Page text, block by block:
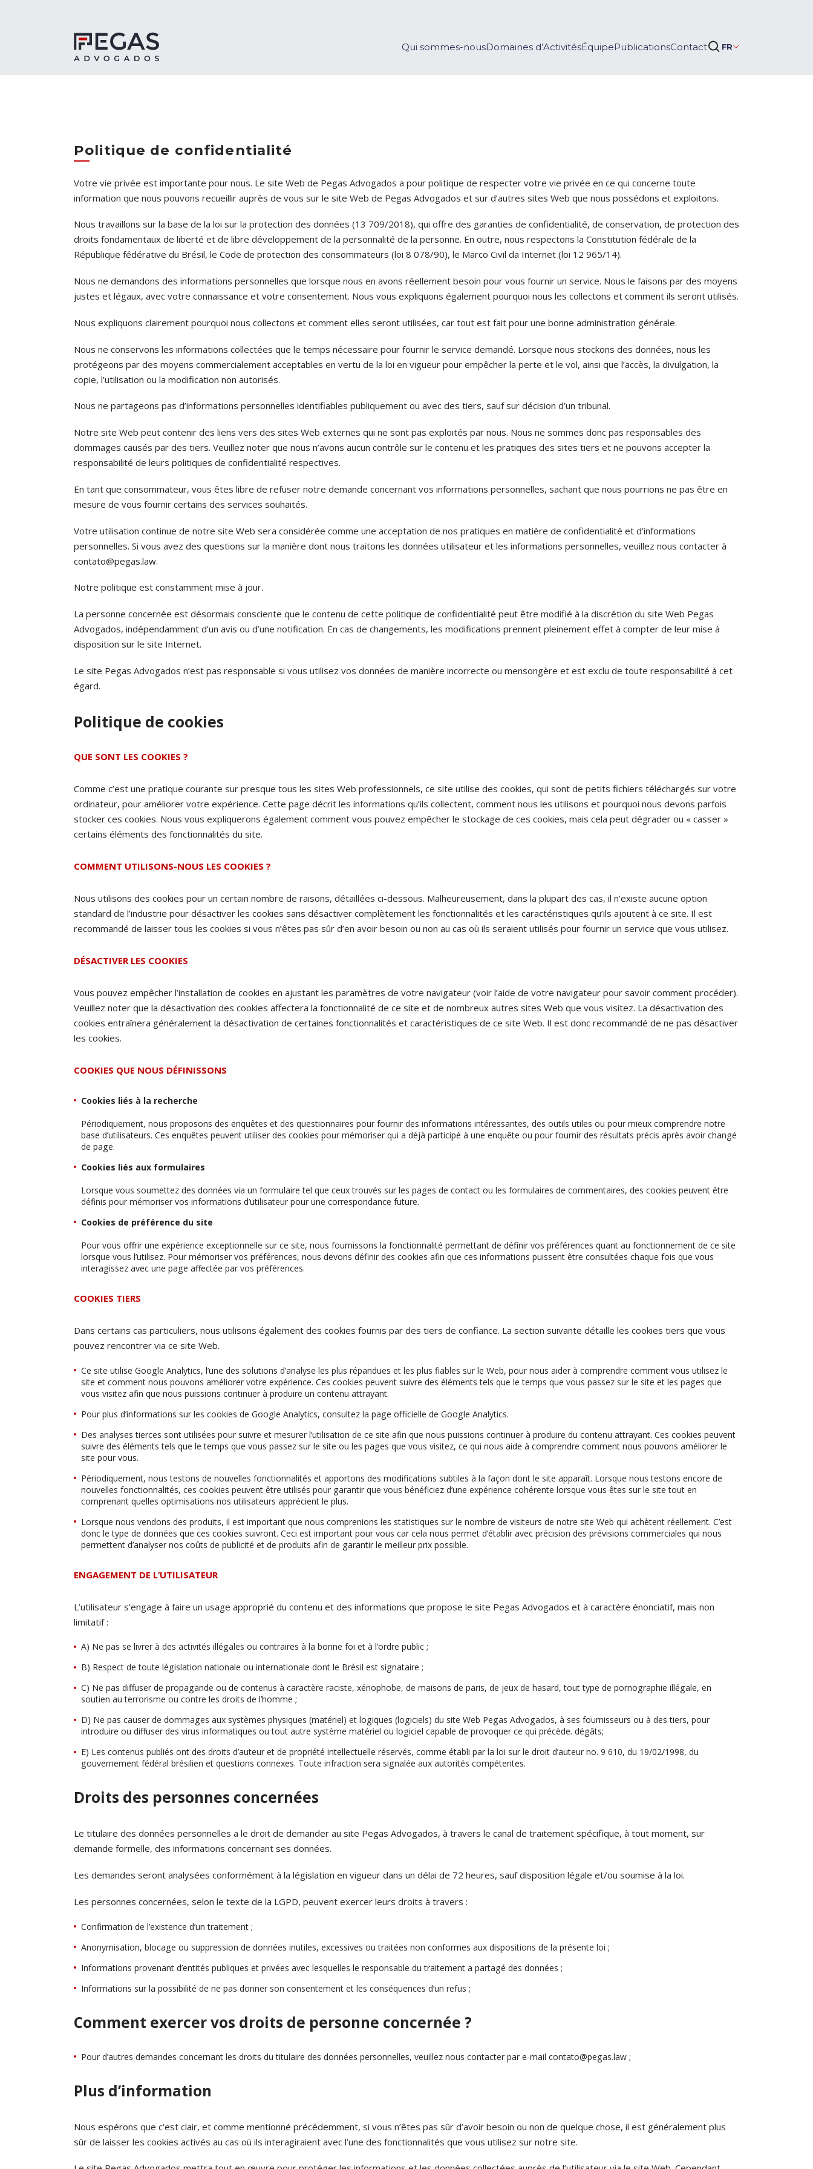
Qui sommes-nousDomaines d’ActivitésÉquipePublicationsContact FR
Politique de confidentialité
Votre vie privée est importante pour nous. Le site Web de Pegas Advogados a pour politique de respecter votre vie privée en ce qui concerne toute
information que nous pouvons recueillir auprès de vous sur le site Web de Pegas Advogados et sur d’autres sites Web que nous possédons et exploitons.
Nous travaillons sur la base de la loi sur la protection des données (13 709/2018), qui offre des garanties de confidentialité, de conservation, de protection des
droits fondamentaux de liberté et de libre développement de la personnalité de la personne. En outre, nous respectons la Constitution fédérale de la
République fédérative du Brésil, le Code de protection des consommateurs (loi 8 078/90), le Marco Civil da Internet (loi 12 965/14).
Nous ne demandons des informations personnelles que lorsque nous en avons réellement besoin pour vous fournir un service. Nous le faisons par des moyens
justes et légaux, avec votre connaissance et votre consentement. Nous vous expliquons également pourquoi nous les collectons et comment ils seront utilisés.
Nous expliquons clairement pourquoi nous collectons et comment elles seront utilisées, car tout est fait pour une bonne administration générale.
Nous ne conservons les informations collectées que le temps nécessaire pour fournir le service demandé. Lorsque nous stockons des données, nous les
protégeons par des moyens commercialement acceptables en vertu de la loi en vigueur pour empêcher la perte et le vol, ainsi que l’accès, la divulgation, la
copie, l’utilisation ou la modification non autorisés.
Nous ne partageons pas d’informations personnelles identifiables publiquement ou avec des tiers, sauf sur décision d’un tribunal.
Notre site Web peut contenir des liens vers des sites Web externes qui ne sont pas exploités par nous. Nous ne sommes donc pas responsables des
dommages causés par des tiers. Veuillez noter que nous n’avons aucun contrôle sur le contenu et les pratiques des sites tiers et ne pouvons accepter la
responsabilité de leurs politiques de confidentialité respectives.
En tant que consommateur, vous êtes libre de refuser notre demande concernant vos informations personnelles, sachant que nous pourrions ne pas être en
mesure de vous fournir certains des services souhaités.
Votre utilisation continue de notre site Web sera considérée comme une acceptation de nos pratiques en matière de confidentialité et d’informations
personnelles. Si vous avez des questions sur la manière dont nous traitons les données utilisateur et les informations personnelles, veuillez nous contacter à
contato@pegas.law.
Notre politique est constamment mise à jour.
La personne concernée est désormais consciente que le contenu de cette politique de confidentialité peut être modifié à la discrétion du site Web Pegas
Advogados, indépendamment d’un avis ou d’une notification. En cas de changements, les modifications prennent pleinement effet à compter de leur mise à
disposition sur le site Internet.
Le site Pegas Advogados n’est pas responsable si vous utilisez vos données de manière incorrecte ou mensongère et est exclu de toute responsabilité à cet
égard.
Politique de cookies
QUE SONT LES COOKIES ?
Comme c’est une pratique courante sur presque tous les sites Web professionnels, ce site utilise des cookies, qui sont de petits fichiers téléchargés sur votre
ordinateur, pour améliorer votre expérience. Cette page décrit les informations qu’ils collectent, comment nous les utilisons et pourquoi nous devons parfois
stocker ces cookies. Nous vous expliquerons également comment vous pouvez empêcher le stockage de ces cookies, mais cela peut dégrader ou « casser »
certains éléments des fonctionnalités du site.
COMMENT UTILISONS-NOUS LES COOKIES ?
Nous utilisons des cookies pour un certain nombre de raisons, détaillées ci-dessous. Malheureusement, dans la plupart des cas, il n’existe aucune option
standard de l’industrie pour désactiver les cookies sans désactiver complètement les fonctionnalités et les caractéristiques qu’ils ajoutent à ce site. Il est
recommandé de laisser tous les cookies si vous n’êtes pas sûr d’en avoir besoin ou non au cas où ils seraient utilisés pour fournir un service que vous utilisez.
DÉSACTIVER LES COOKIES
Vous pouvez empêcher l’installation de cookies en ajustant les paramètres de votre navigateur (voir l’aide de votre navigateur pour savoir comment procéder).
Veuillez noter que la désactivation des cookies affectera la fonctionnalité de ce site et de nombreux autres sites Web que vous visitez. La désactivation des
cookies entraînera généralement la désactivation de certaines fonctionnalités et caractéristiques de ce site Web. Il est donc recommandé de ne pas désactiver
les cookies.
COOKIES QUE NOUS DÉFINISSONS
Cookies liés à la recherche
Périodiquement, nous proposons des enquêtes et des questionnaires pour fournir des informations intéressantes, des outils utiles ou pour mieux comprendre notre
base d’utilisateurs. Ces enquêtes peuvent utiliser des cookies pour mémoriser qui a déjà participé à une enquête ou pour fournir des résultats précis après avoir changé
de page.
Cookies liés aux formulaires
Lorsque vous soumettez des données via un formulaire tel que ceux trouvés sur les pages de contact ou les formulaires de commentaires, des cookies peuvent être
définis pour mémoriser vos informations d’utilisateur pour une correspondance future.
Cookies de préférence du site
Pour vous offrir une expérience exceptionnelle sur ce site, nous fournissons la fonctionnalité permettant de définir vos préférences quant au fonctionnement de ce site
lorsque vous l’utilisez. Pour mémoriser vos préférences, nous devons définir des cookies afin que ces informations puissent être consultées chaque fois que vous
interagissez avec une page affectée par vos préférences.
COOKIES TIERS
Dans certains cas particuliers, nous utilisons également des cookies fournis par des tiers de confiance. La section suivante détaille les cookies tiers que vous
pouvez rencontrer via ce site Web.
Ce site utilise Google Analytics, l’une des solutions d’analyse les plus répandues et les plus fiables sur le Web, pour nous aider à comprendre comment vous utilisez le
site et comment nous pouvons améliorer votre expérience. Ces cookies peuvent suivre des éléments tels que le temps que vous passez sur le site et les pages que
vous visitez afin que nous puissions continuer à produire un contenu attrayant.
Pour plus d’informations sur les cookies de Google Analytics, consultez la page officielle de Google Analytics.
Des analyses tierces sont utilisées pour suivre et mesurer l’utilisation de ce site afin que nous puissions continuer à produire du contenu attrayant. Ces cookies peuvent
suivre des éléments tels que le temps que vous passez sur le site ou les pages que vous visitez, ce qui nous aide à comprendre comment nous pouvons améliorer le
site pour vous.
Périodiquement, nous testons de nouvelles fonctionnalités et apportons des modifications subtiles à la façon dont le site apparaît. Lorsque nous testons encore de
nouvelles fonctionnalités, ces cookies peuvent être utilisés pour garantir que vous bénéficiez d’une expérience cohérente lorsque vous êtes sur le site tout en
comprenant quelles optimisations nos utilisateurs apprécient le plus.
Lorsque nous vendons des produits, il est important que nous comprenions les statistiques sur le nombre de visiteurs de notre site Web qui achètent réellement. C’est
donc le type de données que ces cookies suivront. Ceci est important pour vous car cela nous permet d’établir avec précision des prévisions commerciales qui nous
permettent d’analyser nos coûts de publicité et de produits afin de garantir le meilleur prix possible.
ENGAGEMENT DE L’UTILISATEUR
L’utilisateur s’engage à faire un usage approprié du contenu et des informations que propose le site Pegas Advogados et à caractère énonciatif, mais non
limitatif :
A) Ne pas se livrer à des activités illégales ou contraires à la bonne foi et à l’ordre public ;
B) Respect de toute législation nationale ou internationale dont le Brésil est signataire ;
C) Ne pas diffuser de propagande ou de contenus à caractère raciste, xénophobe, de maisons de paris, de jeux de hasard, tout type de pornographie illégale, en
soutien au terrorisme ou contre les droits de l’homme ;
D) Ne pas causer de dommages aux systèmes physiques (matériel) et logiques (logiciels) du site Web Pegas Advogados, à ses fournisseurs ou à des tiers, pour
introduire ou diffuser des virus informatiques ou tout autre système matériel ou logiciel capable de provoquer ce qui précède. dégâts;
E) Les contenus publiés ont des droits d’auteur et de propriété intellectuelle réservés, comme établi par la loi sur le droit d’auteur no. 9 610, du 19/02/1998, du
gouvernement fédéral brésilien et questions connexes. Toute infraction sera signalée aux autorités compétentes.
Droits des personnes concernées
Le titulaire des données personnelles a le droit de demander au site Pegas Advogados, à travers le canal de traitement spécifique, à tout moment, sur
demande formelle, des informations concernant ses données.
Les demandes seront analysées conformément à la législation en vigueur dans un délai de 72 heures, sauf disposition légale et/ou soumise à la loi.
Les personnes concernées, selon le texte de la LGPD, peuvent exercer leurs droits à travers :
Confirmation de l’existence d’un traitement ;
Anonymisation, blocage ou suppression de données inutiles, excessives ou traitées non conformes aux dispositions de la présente loi ;
Informations provenant d’entités publiques et privées avec lesquelles le responsable du traitement a partagé des données ;
Informations sur la possibilité de ne pas donner son consentement et les conséquences d’un refus ;
Comment exercer vos droits de personne concernée ?
Pour d’autres demandes concernant les droits du titulaire des données personnelles, veuillez nous contacter par e-mail contato@pegas.law ;
Plus d’information
Nous espérons que c’est clair, et comme mentionné précédemment, si vous n’êtes pas sûr d’avoir besoin ou non de quelque chose, il est généralement plus
sûr de laisser les cookies activés au cas où ils interagiraient avec l’une des fonctionnalités que vous utilisez sur notre site.